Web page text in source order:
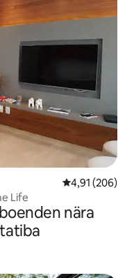
4,91 av 5 i
4,91 (206)
Life
nära